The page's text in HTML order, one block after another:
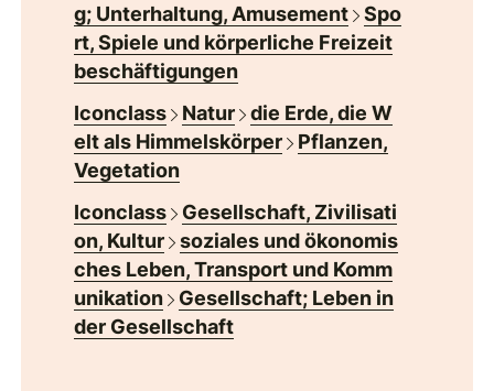
g; Unterhaltung, Amusement
Spo
rt, Spiele und körperliche Freizeit
beschäftigungen
Iconclass
Natur
die Erde, die W
elt als Himmelskörper
Pflanzen,
Vegetation
Iconclass
Gesellschaft, Zivilisati
on, Kultur
soziales und ökonomis
ches Leben, Transport und Komm
unikation
Gesellschaft; Leben in
der Gesellschaft